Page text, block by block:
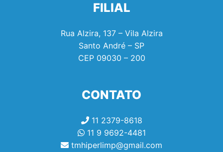
FILIAL
Rua Alzira, 137 – Vila Alzira
Santo André – SP
CEP 09030 – 200
CONTATO
11 2379-8618
11 9 9692-4481
tmhiperlimp@gmail.com